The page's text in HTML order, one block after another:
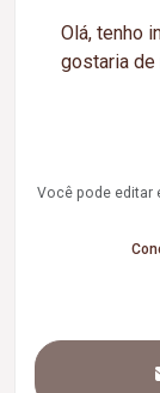
Você pode editar